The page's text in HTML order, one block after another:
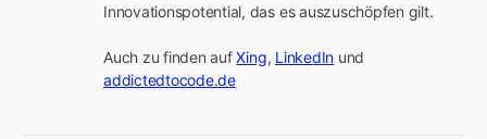
Innovationspotential, das es auszuschöpfen gilt.
Auch zu finden auf Xing, LinkedIn
addictedtocode.de